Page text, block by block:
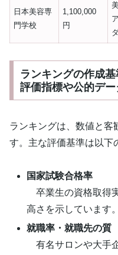
日本美容専
門学校
1,100,000
円
ランキングの作成
評価指標や公的デ
ランキングは、数値と客
す。主な評価基準は以下
国家試験合格率
卒業生の資格取得
高さを示しています。
就職率・就職先の質
有名サロンや大手